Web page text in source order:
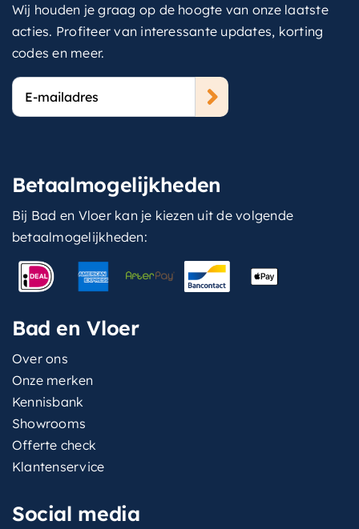
Wij houden je graag op de hoogte van onze laatste
acties. Profiteer van interessante updates, korting
codes en meer.
E-
mailadres
Betaalmogelijkheden
Bij Bad en Vloer kan je kiezen uit de volgende
betaalmogelijkheden:
Bad en Vloer
Over ons
Onze merken
Kennisbank
Showrooms
Offerte check
Klantenservice
Social media